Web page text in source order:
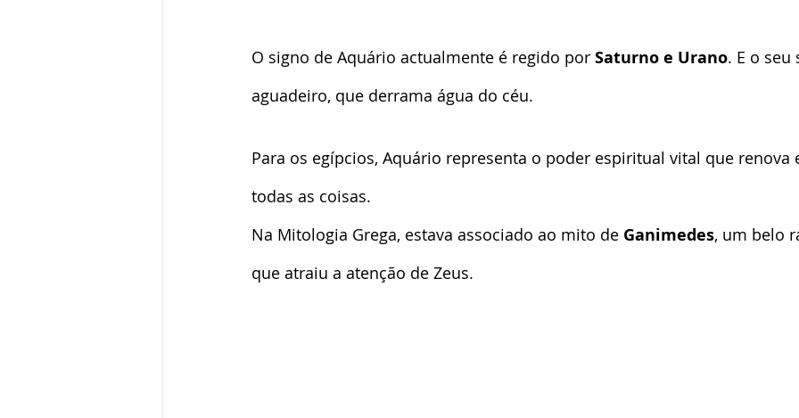
O signo de Aquário actualmente é regido por Saturno e Urano. E o
aguadeiro, que derrama água do céu.
Para os egípcios, Aquário representa o poder espiritual vital que
todas as coisas.
Na Mitologia Grega, estava associado ao mito de Ganimedes, um belo
que atraiu a atenção de Zeus.